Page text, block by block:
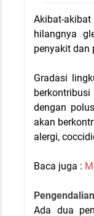
Akibat-
hilangnya
penyakit dan
Gradasi
dengan
akan
alergi,
Baca juga :
Ada dua